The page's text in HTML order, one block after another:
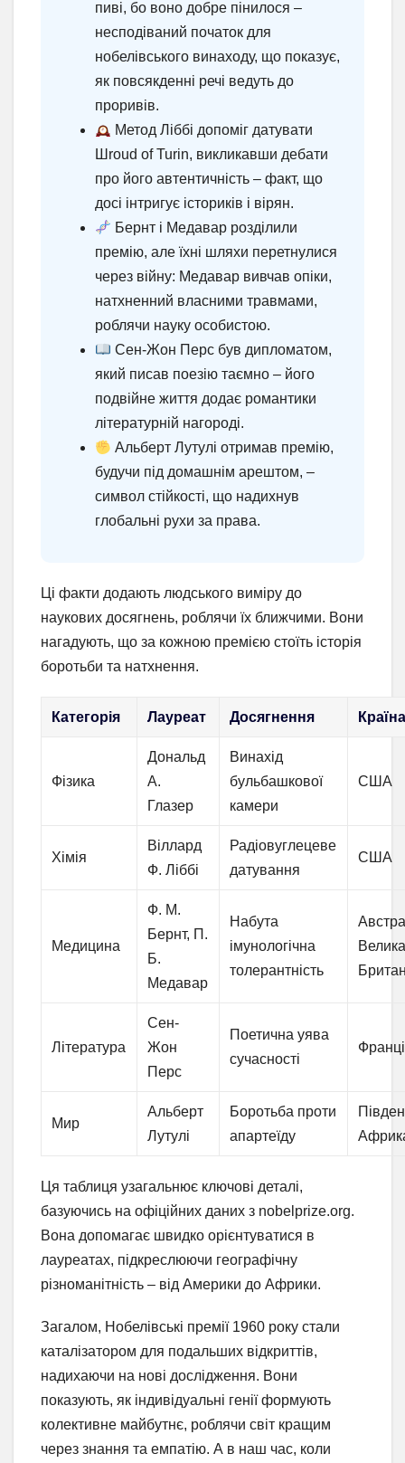
пиві, бо воно добре пінилося –
несподіваний початок для
нобелівського винаходу, що показує,
як повсякденні речі ведуть до
проривів.
Метод Ліббі допоміг датувати
Шroud of Turin, викликавши дебати
про його автентичність – факт, що
досі інтригує істориків і вірян.
Бернт і Медавар розділили
премію, але їхні шляхи перетнулися
через війну: Медавар вивчав опіки,
натхненний власними травмами,
роблячи науку особистою.
Сен-Жон Перс був дипломатом,
який писав поезію таємно – його
подвійне життя додає романтики
літературній нагороді.
Альберт Лутулі отримав премію,
будучи під домашнім арештом, –
символ стійкості, що надихнув
глобальні рухи за права.
Ці факти додають людського виміру до
наукових досягнень, роблячи їх ближчими. Вони
нагадують, що за кожною премією стоїть історія
боротьби та натхнення.
Категорія Лауреат Досягнення
Фізика
Дональд
А.
Глазер
Винахід
бульбашкової
камери
США
Хімія
Віллард
Ф. Ліббі
Радіовуглецеве
датування
США
Медицина
Ф. М.
Бернт, П.
Б.
Медавар
Набута
імунологічна
толерантність
Література
Сен-
Жон
Перс
Поетична уява
сучасності
Мир
Альберт
Лутулі
Боротьба проти
апартеїду
Ця таблиця узагальнює ключові деталі,
базуючись на офіційних даних з nobelprize.org.
Вона допомагає швидко орієнтуватися в
лауреатах, підкреслюючи географічну
різноманітність – від Америки до Африки.
Загалом, Нобелівські премії 1960 року стали
каталізатором для подальших відкриттів,
надихаючи на нові дослідження. Вони
показують, як індивідуальні генії формують
колективне майбутнє, роблячи світ кращим
через знання та емпатію. А в наш час, коли